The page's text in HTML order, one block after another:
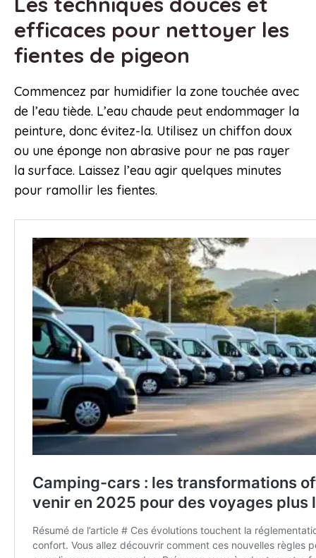
efficaces pour nettoyer les
fientes de pigeon
Commencez par humidifier la zone touchée avec
de l’eau tiède. L’eau chaude peut endommager la
peinture, donc évitez-la. Utilisez un chiffon doux
ou une éponge non abrasive pour ne pas rayer
la surface. Laissez l’eau agir quelques minutes
pour ramollir les fientes.